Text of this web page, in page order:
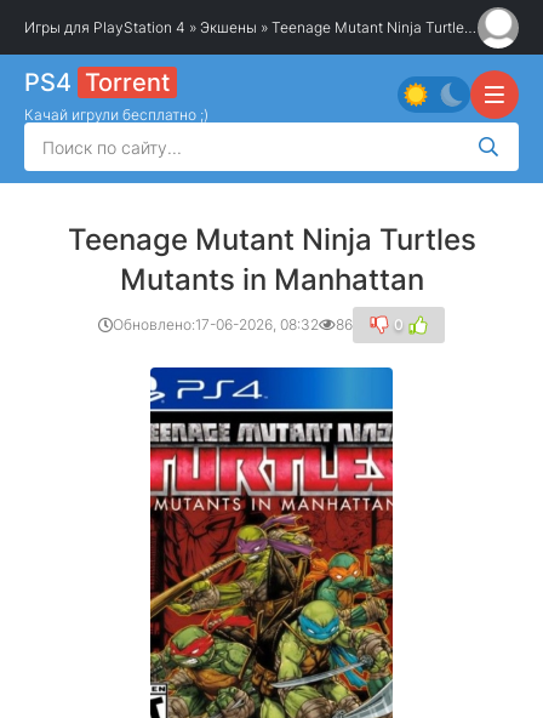
Игры для PlayStation 4 » Экшены » Teenage Mutant Ninja Turtles Mutants in Manhattan
PS4 Torrent
Качай игрули бесплатно ;)
Teenage Mutant Ninja Turtles
Mutants in Manhattan
Обновлено:17-06-2026, 08:32 86 0